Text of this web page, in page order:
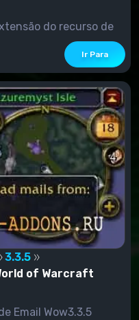
do recurso de
Ir Para
3.3.5
of Warcraft
Email Wow3.3.5